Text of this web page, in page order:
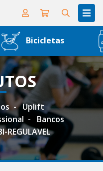
Bicicletas
Uplift
Bancos
REGULAVEL